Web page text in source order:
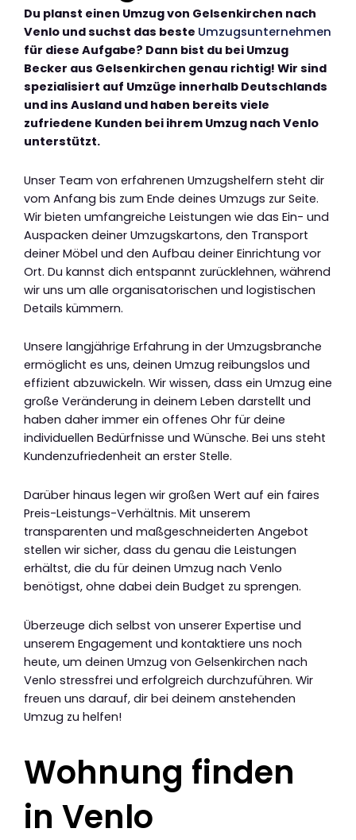
Du planst einen Umzug von Gelsenkirchen nach
Venlo und suchst das beste Umzugsunternehmen
für diese Aufgabe? Dann bist du bei Umzug
Becker aus Gelsenkirchen genau richtig! Wir sind
spezialisiert auf Umzüge innerhalb Deutschlands
und ins Ausland und haben bereits viele
zufriedene Kunden bei ihrem Umzug nach Venlo
unterstützt.
Unser Team von erfahrenen Umzugshelfern steht dir
vom Anfang bis zum Ende deines Umzugs zur Seite.
Wir bieten umfangreiche Leistungen wie das Ein- und
Auspacken deiner Umzugskartons, den Transport
deiner Möbel und den Aufbau deiner Einrichtung vor
Ort. Du kannst dich entspannt zurücklehnen, während
wir uns um alle organisatorischen und logistischen
Details kümmern.
Unsere langjährige Erfahrung in der Umzugsbranche
ermöglicht es uns, deinen Umzug reibungslos und
effizient abzuwickeln. Wir wissen, dass ein Umzug eine
große Veränderung in deinem Leben darstellt und
haben daher immer ein offenes Ohr für deine
individuellen Bedürfnisse und Wünsche. Bei uns steht
Kundenzufriedenheit an erster Stelle.
Darüber hinaus legen wir großen Wert auf ein faires
Preis-Leistungs-Verhältnis. Mit unserem
transparenten und maßgeschneiderten Angebot
stellen wir sicher, dass du genau die Leistungen
erhältst, die du für deinen Umzug nach Venlo
benötigst, ohne dabei dein Budget zu sprengen.
Überzeuge dich selbst von unserer Expertise und
unserem Engagement und kontaktiere uns noch
heute, um deinen Umzug von Gelsenkirchen nach
Venlo stressfrei und erfolgreich durchzuführen. Wir
freuen uns darauf, dir bei deinem anstehenden
Umzug zu helfen!
Wohnung finden
in Venlo